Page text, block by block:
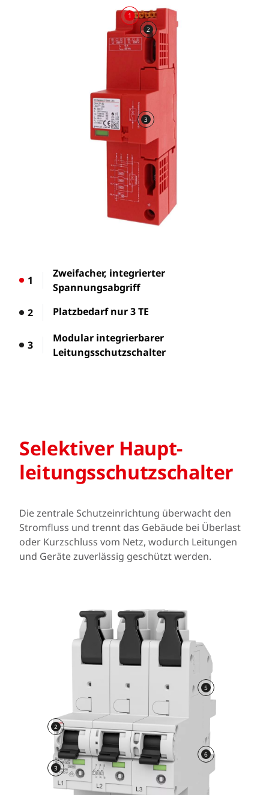
1
2
3
1
Zweifacher, integrierter
Spannungsabgriff
2
Platzbedarf nur 3 TE
3
Modular integrierbarer
Leitungsschutzschalter
Selektiver Haupt­
leitungs­schutz­schalter
Die zentrale Schutzeinrichtung überwacht den
Stromfluss und trennt das Gebäude bei Überlast
oder Kurzschluss vom Netz, wodurch Leitungen
und Geräte zuverlässig geschützt werden.
2
3
5
6